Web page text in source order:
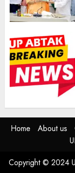
Home About us
Copyright © 2024